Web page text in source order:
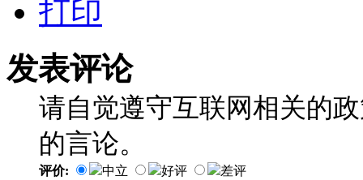
打印
发表评论
请自觉遵守互联网相关的
的言论。
评价: 中立 好评 差评